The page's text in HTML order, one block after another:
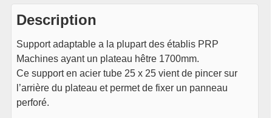
Description
Support adaptable a la plupart des établis PRP
Machines ayant un plateau hêtre 1700mm.
Ce support en acier tube 25 x 25 vient de pincer sur
l’arrière du plateau et permet de fixer un panneau
perforé.